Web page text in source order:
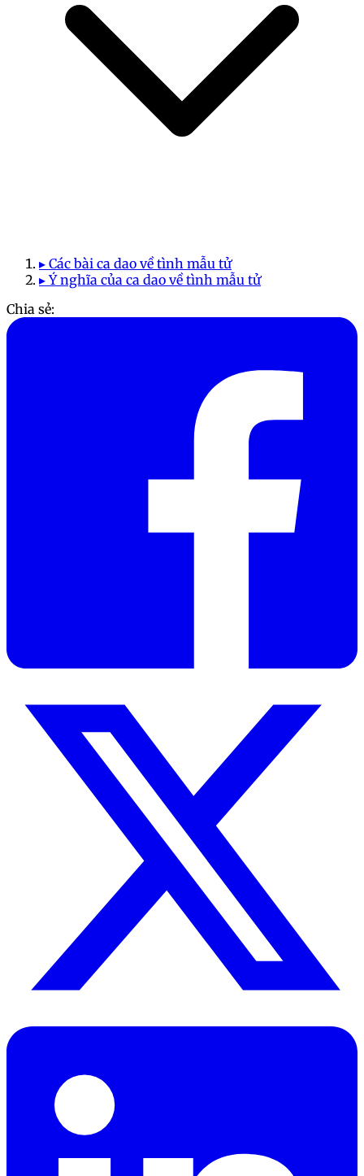
▸ Các bài ca dao về tình mẫu tử
▸ Ý nghĩa của ca dao về tình mẫu tử
Chia sẻ: